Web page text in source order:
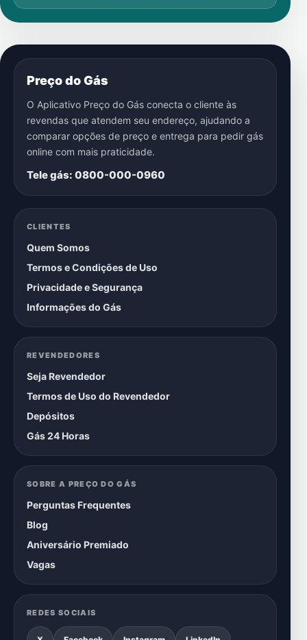
Preço do Gás
O Aplicativo Preço do Gás conecta o cliente às
revendas que atendem seu endereço, ajudando a
comparar opções de preço e entrega para pedir gás
online com mais praticidade.
Tele gás: 0800-000-0960
CLIENTES
Quem Somos
Termos e Condições de Uso
Privacidade e Segurança
Informações do Gás
REVENDEDORES
Seja Revendedor
Termos de Uso do Revendedor
Depósitos
Gás 24 Horas
SOBRE A PREÇO DO GÁS
Perguntas Frequentes
Blog
Aniversário Premiado
Vagas
REDES SOCIAIS